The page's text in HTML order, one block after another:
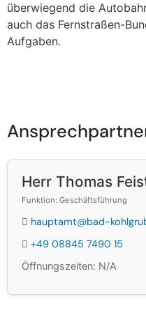
überwiegend die
auch das Fernstraßen-
Aufgaben.
Herr Thomas
Funktion: Geschäftsführung
hauptamt@bad-
+49 08845 7490 15
Öffnungszeiten: N/A